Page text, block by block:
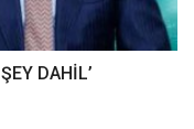
DAHİL’